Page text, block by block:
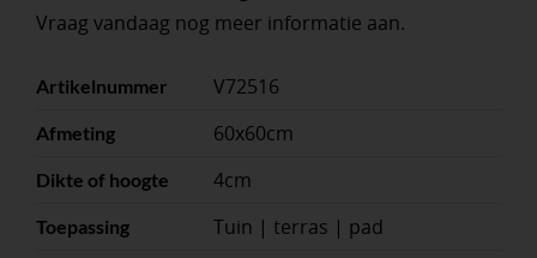
Vraag vandaag nog meer informatie aan.
Artikelnummer V72516
Afmeting 60x60cm
Dikte of hoogte 4cm
Toepassing Tuin | terras | pad